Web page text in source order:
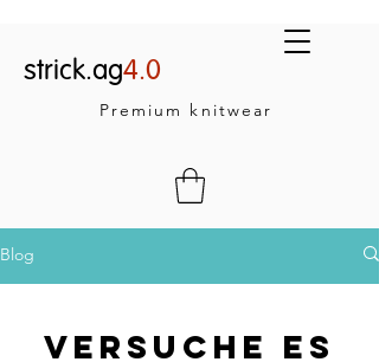
strick.ag4.0
Premium knitwear
Blog
Versuche es